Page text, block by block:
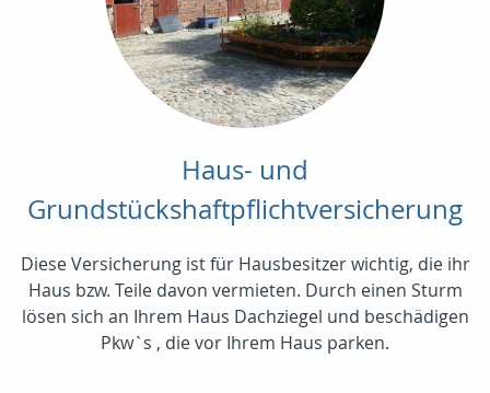
Haus- und
Grundstückshaftpflichtversicherung
Diese Versicherung ist für Hausbesitzer wichtig, die ihr
Haus bzw. Teile davon vermieten. Durch einen Sturm
lösen sich an Ihrem Haus Dachziegel und beschädigen
Pkw`s , die vor Ihrem Haus parken.